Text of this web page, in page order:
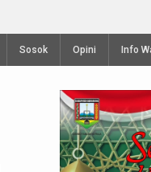
Perayaan Waisak di
Sosok Opini Info